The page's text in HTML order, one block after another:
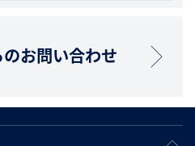
お問い合わせ